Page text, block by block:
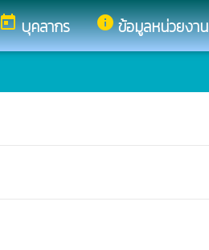
บุคลากร infoข้อมูลหน่วยงาน